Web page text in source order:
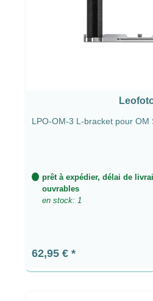
LPO-OM-3 L-bracket pour OM
prêt à expédier, délai de
ouvrables
en stock: 1
Prix régulier :
62,95 €